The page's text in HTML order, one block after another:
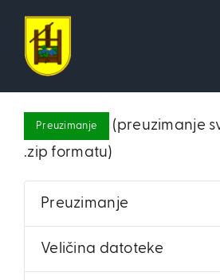
content
Preuzimanje
(preuzimanje
.zip formatu)
Preuzimanje
Veličina datoteke